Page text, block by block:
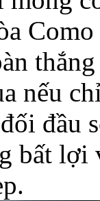
nếu
đầu
bất lợi